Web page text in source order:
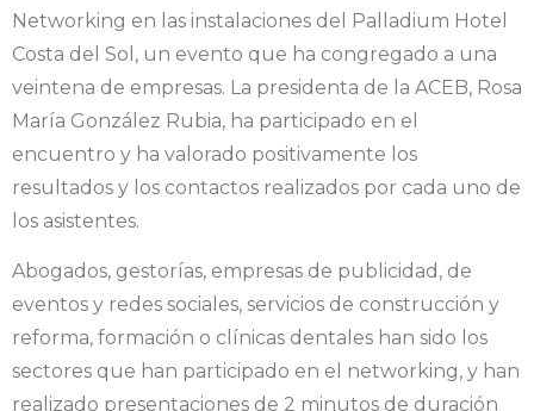
Networking en las instalaciones del Palladium Hotel
Costa del Sol, un evento que ha congregado a una
veintena de empresas. La presidenta de la ACEB, Rosa
María González Rubia, ha participado en el
encuentro y ha valorado positivamente los
resultados y los contactos realizados por cada uno de
los asistentes.
Abogados, gestorías, empresas de publicidad, de
eventos y redes sociales, servicios de construcción y
reforma, formación o clínicas dentales han sido los
sectores que han participado en el networking, y han
realizado presentaciones de 2 minutos de duración